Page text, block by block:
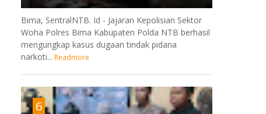
Bima, SentralNTB. Id - Jajaran Kepolisian Sektor
Woha Polres Bima Kabupaten Polda NTB berhasil
mengungkap kasus dugaan tindak pidana
narkoti... Readmore
6